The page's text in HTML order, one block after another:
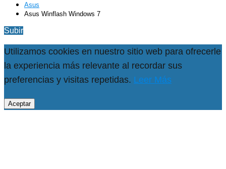
Asus
Asus Winflash Windows 7
Subir
Utilizamos cookies en nuestro sitio web para ofrecerle
la experiencia más relevante al recordar sus
preferencias y visitas repetidas. Leer Más
Aceptar